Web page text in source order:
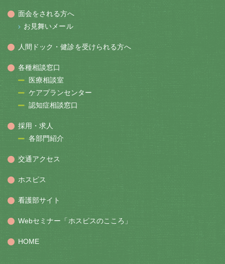
面会をされる方へ
お見舞いメール
人間ドック・健診を受けられる方へ
各種相談窓口
医療相談室
ケアプランセンター
認知症相談窓口
採用・求人
各部門紹介
交通アクセス
ホスピス
看護部サイト
Webセミナー「ホスピスのこころ」
HOME